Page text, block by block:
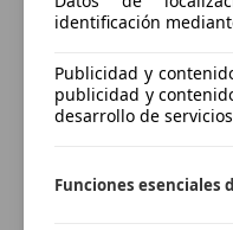
identificación
Publicidad y
publicidad y
desarrollo de servicios
Funciones esenciales